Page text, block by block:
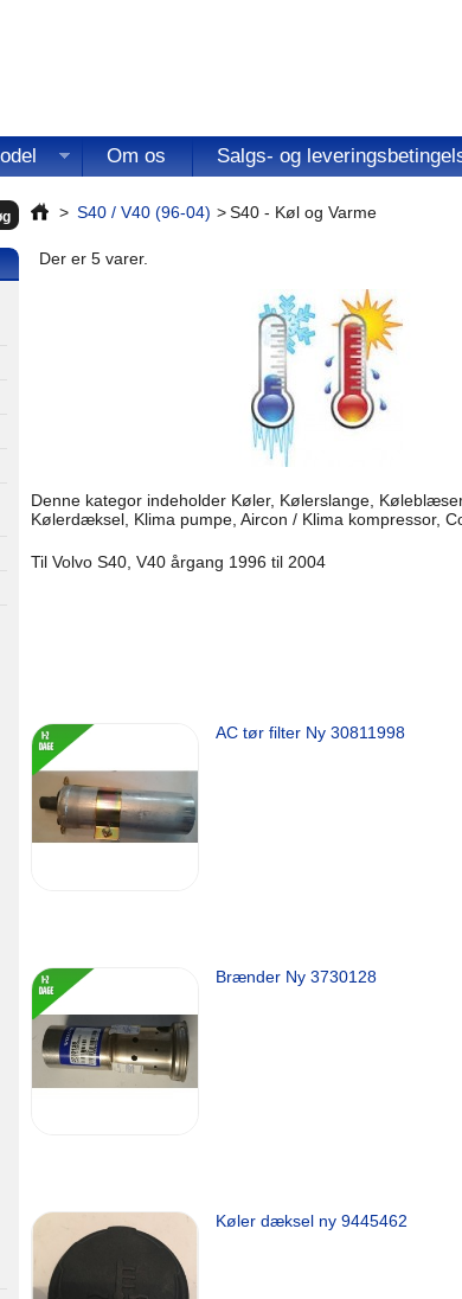
Om os Salgs- og
> S40 / V40 (96-04) >S40 - Køl og Varme
Der er 5 varer.
Denne kategor indeholder Køler, Kølerslange,
Kølerdæksel, Klima pumpe, Aircon / Klima kompressor,
Til Volvo S40, V40 årgang 1996 til 2004
AC tør filter Ny 30811998
Brænder Ny 3730128
Køler dæksel ny 9445462